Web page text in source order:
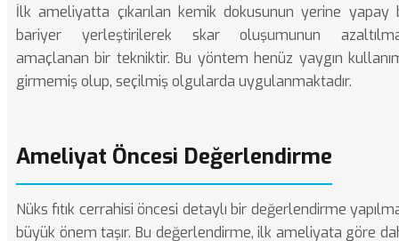
İlk ameliyatta çıkarılan kemik dokusunun yerine yapay
bariyer yerleştirilerek skar oluşumunun
amaçlanan bir tekniktir. Bu yöntem henüz yaygın
girmemiş olup, seçilmiş olgularda uygulanmaktadır.
Ameliyat Öncesi Değerlendirme
Nüks fıtık cerrahisi öncesi detaylı bir değerlendirme
büyük önem taşır. Bu değerlendirme, ilk ameliyata göre